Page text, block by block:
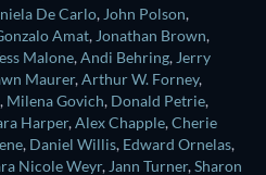
De Carlo, John Polson,
Amat, Jonathan Brown,
Malone,Andi Behring, Jerry
Maurer,Arthur W. Forney,
, Milena Govich, Donald Petrie,
Harper,Alex Chapple,Cherie
, Daniel Willis, Edward Ornelas,
Nicole Weyr, Jann Turner,Sharon